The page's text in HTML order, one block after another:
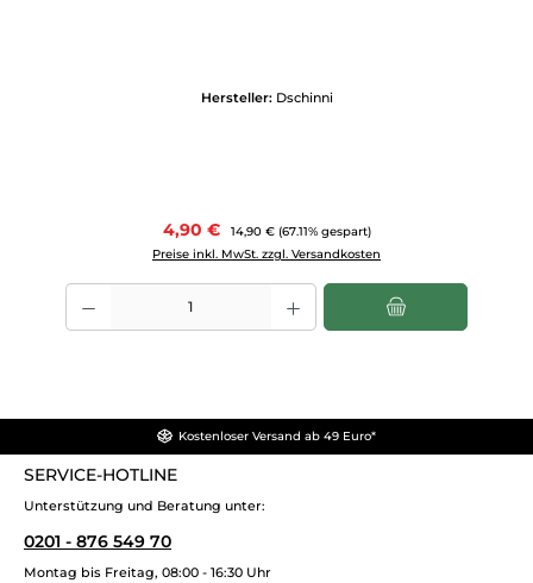
Hersteller: Dschinni
Verkaufspreis:
4,90 € Regulärer Preis:
14,90 € (67.11% gespart)
Preise inkl. MwSt. zzgl. Versandkosten
Produkt Anzahl: Gib den gewünschten Wert ein oder benutze die
Kostenloser Versand ab 49 Euro*
SERVICE-HOTLINE
Unterstützung und Beratung unter:
0201 - 876 549 70
Montag bis Freitag, 08:00 - 16:30 Uhr